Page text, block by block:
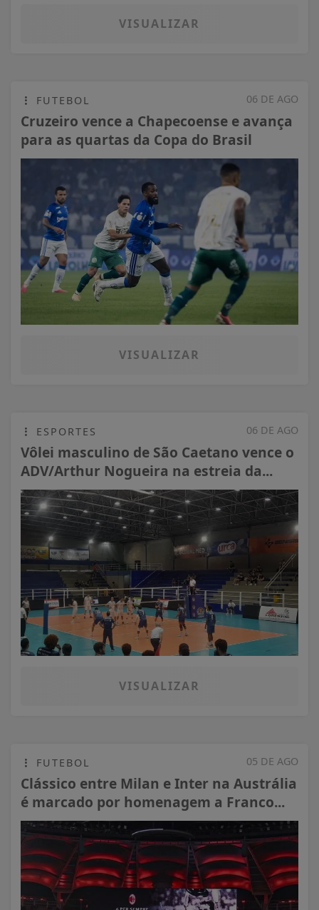
VISUALIZAR
06 DE AGO
FUTEBOL
Cruzeiro vence a Chapecoense e avança
para as quartas da Copa do Brasil
VISUALIZAR
06 DE AGO
ESPORTES
Vôlei masculino de São Caetano vence o
ADV/Arthur Nogueira na estreia da...
VISUALIZAR
05 DE AGO
FUTEBOL
Clássico entre Milan e Inter na Austrália
é marcado por homenagem a Franco...